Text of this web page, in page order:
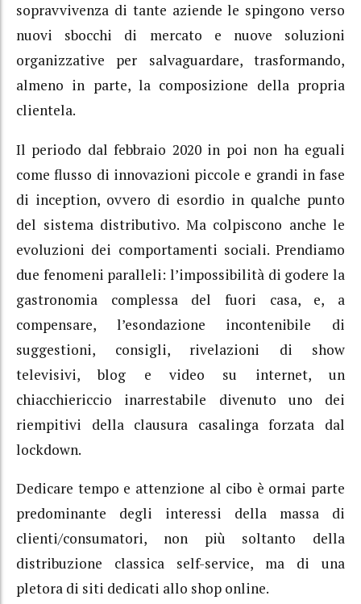
sopravvivenza di tante aziende le spingono verso
nuovi sbocchi di mercato e nuove soluzioni
organizzative per salvaguardare, trasformando,
almeno in parte, la composizione della propria
clientela.
Il periodo dal febbraio 2020 in poi non ha eguali
come flusso di innovazioni piccole e grandi in fase
di inception, ovvero di esordio in qualche punto
del sistema distributivo. Ma colpiscono anche le
evoluzioni dei comportamenti sociali. Prendiamo
due fenomeni paralleli: l’impossibilità di godere la
gastronomia complessa del fuori casa, e, a
compensare, l’esondazione incontenibile di
suggestioni, consigli, rivelazioni di show
televisivi, blog e video su internet, un
chiacchiericcio inarrestabile divenuto uno dei
riempitivi della clausura casalinga forzata dal
lockdown.
Dedicare tempo e attenzione al cibo è ormai parte
predominante degli interessi della massa di
clienti/consumatori, non più soltanto della
distribuzione classica self-service, ma di una
pletora di siti dedicati allo shop online.